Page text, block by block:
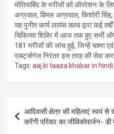
मोतियाबिंद के मरीजों को ऑपरेशन के
अग्रवाल, विमल अग्रवाल, किशोरी
यह पुनीत कार्य लायंस क्लब द्वारा कई
चिकित्सा शिविर में आज तक हुए सभी
181 मरीजों की जांच हुई, जिन्हें चश्मा
राबर्ट्सगंज निरंतर इस तरह की सेवा
Tags: aaj ki taaza khabar in
Post
navigation
आदिवासी क्षेत्र की महिलाएं स्वयं से
करेंगी परिवार का जीविकोपार्जन- डी